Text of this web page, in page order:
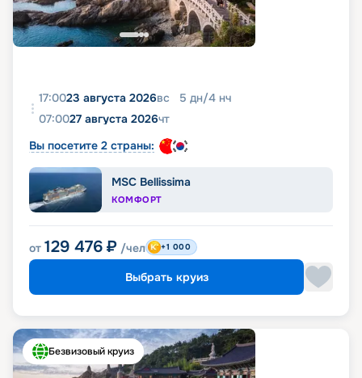
17:0023 августа 2026вс 5 дн/4 нч
07:0027 августа 2026чт
Вы посетите 2 страны:
MSC Bellissima
КОМФОРТ
от 129 476 ₽ /чел +1 000
Выбрать круиз
Безвизовый круиз